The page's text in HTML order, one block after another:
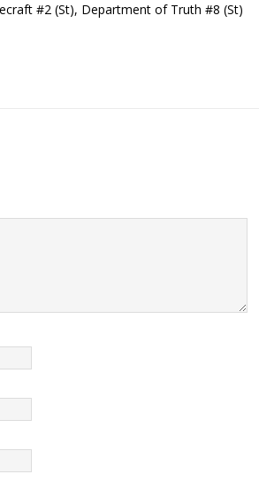
#2 (St), Department of Truth #8 (St)